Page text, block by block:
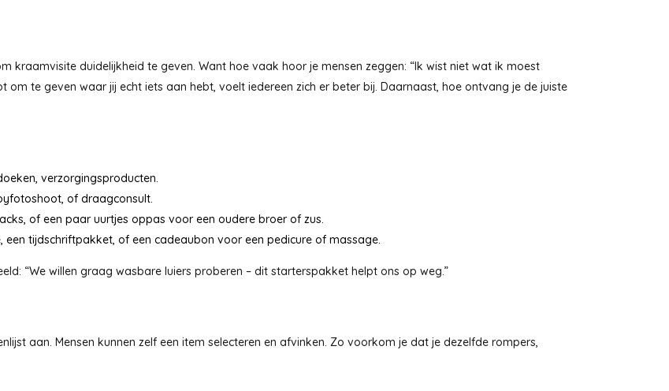
kraamvisite duidelijkheid te geven. Want hoe vaak hoor je mensen zeggen: “Ik wist niet wat ik moest
om te geven waar jij echt iets aan hebt, voelt iedereen zich er beter bij. Daarnaast, hoe ontvang je de juiste
verzorgingsproducten.
of draagconsult.
of een paar uurtjes oppas voor een oudere broer of zus.
een tijdschriftpakket, of een cadeaubon voor een pedicure of massage.
“We willen graag wasbare luiers proberen – dit starterspakket helpt ons op weg.”
aan. Mensen kunnen zelf een item selecteren en afvinken. Zo voorkom je dat je dezelfde rompers,